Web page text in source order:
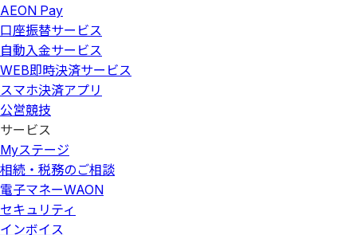
AEON Pay
口座振替サービス
自動入金サービス
WEB即時決済サービス
スマホ決済アプリ
公営競技
サービス
Myステージ
相続・税務のご相談
電子マネーWAON
セキュリティ
インボイス